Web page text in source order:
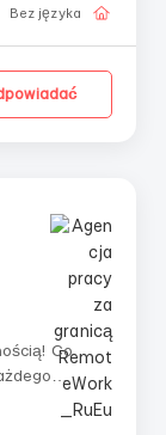
Bez języka
Co